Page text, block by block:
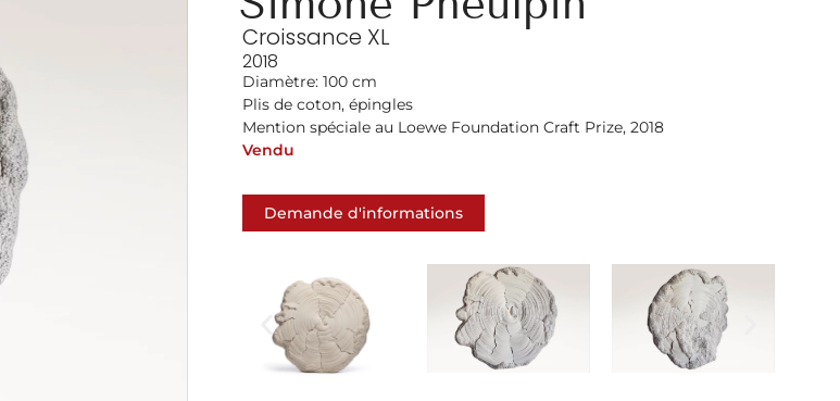
Croissance XL
2018
Diamètre: 100 cm
Plis de coton, épingles
Mention spéciale au Loewe Foundation Craft Prize, 2018
Vendu
Demande d'informations